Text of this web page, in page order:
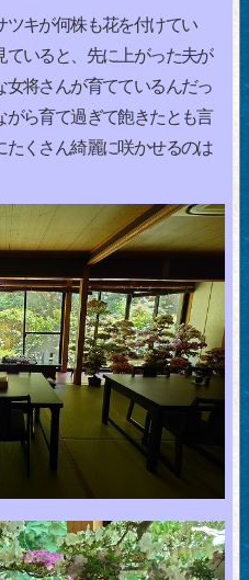
ツキが何株も花を付けてい
ていると、先に上がった夫が
将さんが育てているんだっ
がら育て過ぎて飽きたとも言
たくさん綺麗に咲かせるのは